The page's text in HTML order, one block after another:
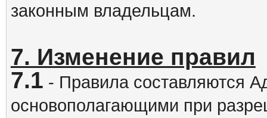
законным владельцам.
7. Изменение правил
7.1 - Правила составляются
основополагающими при